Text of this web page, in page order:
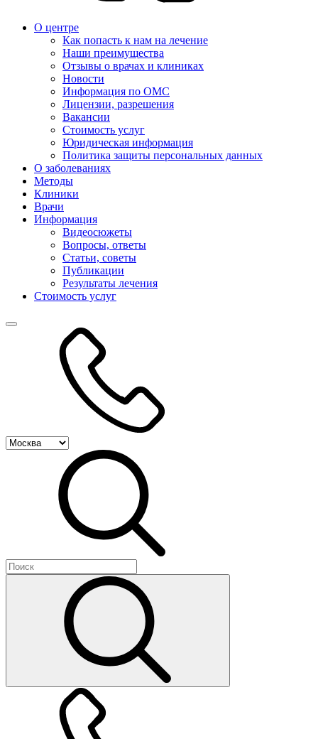
О центре
Как попасть к нам на лечение
Наши преимущества
Отзывы о врачах и клиниках
Новости
Информация по ОМС
Лицензии, разрешения
Вакансии
Стоимость услуг
Юридическая информация
Политика защиты персональных данных
О заболеваниях
Методы
Клиники
Врачи
Информация
Видеосюжеты
Вопросы, ответы
Статьи, советы
Публикации
Результаты лечения
Стоимость услуг